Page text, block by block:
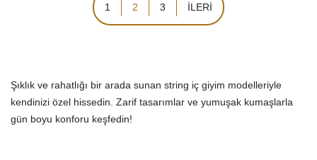
1 2 3 İLERİ
Şıklık ve rahatlığı bir arada sunan string iç giyim modelleriyle
kendinizi özel hissedin. Zarif tasarımlar ve yumuşak kumaşlarla
gün boyu konforu keşfedin!